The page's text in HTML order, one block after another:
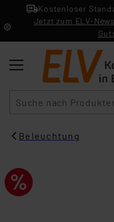
Kostenloser
Jetzt zum ELV-
Beleuchtung​